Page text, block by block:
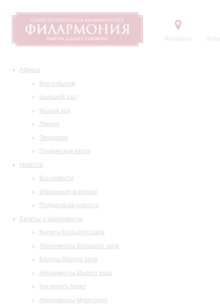
Контакты
Афиша
Все события
Большой зал
Малый зал
Лекции
Экскурсии
Пушкинская карта
Новости
Все новости
Изменения в афише
Подписка на новости
Билеты и абонементы
Билеты Большого зала
Абонементы Большого зала
Билеты Малого зала
Абонементы Малого зала
Как купить билет
Абонементы Музитория